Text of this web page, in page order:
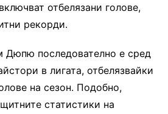
отбелязани голове,
рекорди.
последователно е сред
в лигата, отбелязвайки
на сезон. Подобно,
статистики на